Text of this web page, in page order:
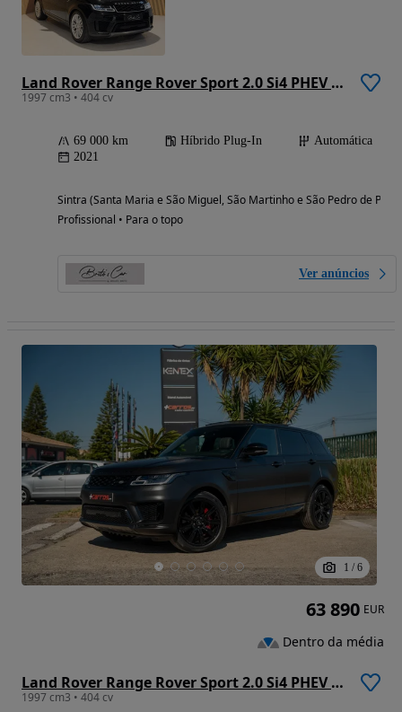
Land Rover Range Rover Sport 2.0 Si4 PHEV SE
1997 cm3 • 404 cv
69 000 km Híbrido Plug-In
Automática
2021
Sintra (Santa Maria e São Miguel, São Martinho e São Pedro de
Profissional • Para o topo
Ver anúncios
1 / 6
Land Rover Range Rover Sport 2.0 Si4 PHEV HSE Dynamic Stealth
1997 cm3 • 404 cv
63 890 EUR
Dentro da média